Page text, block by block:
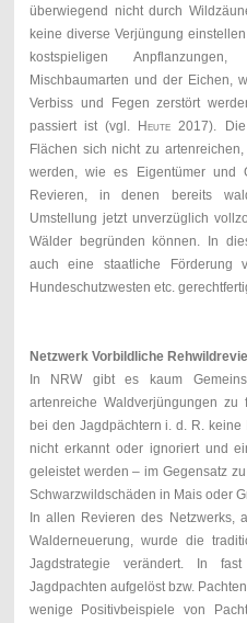
überwiegend nicht durch
keine diverse Verjüngung
kostspieligen
Mischbaumarten und der Eichen,
Verbiss und Fegen zerstört
passiert ist (vgl. Heute 2017).
Flächen sich nicht zu
werden, wie es Eigentümer und
Revieren, in denen bereits
Umstellung jetzt unverzüglich
Wälder begründen können. In
auch eine staatliche Förderung
Hundeschutzwesten etc.
Netzwerk Vorbildliche
In NRW gibt es kaum
artenreiche Waldverjüngungen
bei den Jagdpächtern i. d. R.
nicht erkannt oder ignoriert und
geleistet werden – im Gegensatz
Schwarzwildschäden in Mais oder
In allen Revieren des Netzwerks,
Walderneuerung, wurde die
Jagdstrategie verändert. In
Jagdpachten aufgelöst bzw.
wenige Positivbeispiele von